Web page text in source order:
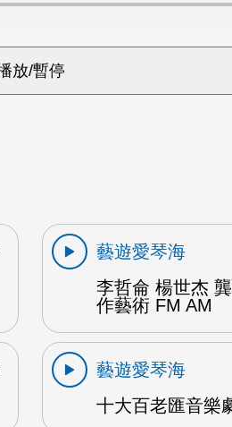
藝遊愛琴海
李哲侖 楊世杰
作藝術 FM AM
藝遊愛琴海
十大百老匯音樂